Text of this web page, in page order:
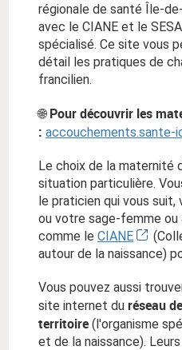
régionale de santé Île-
avec le CIANE et le
spécialisé. Ce site vous
détail les pratiques de
francilien.
🌐 Pour découvrir les
: accouchements.sante-
Le choix de la maternité
situation particulière.
le praticien qui vous
ou votre sage-femme
comme le CIANE
autour de la naissance)
Vous pouvez aussi
site internet du réseau
territoire (l'organisme
et de la naissance).